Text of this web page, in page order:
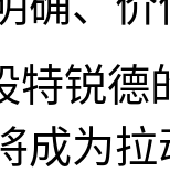
特锐德
成为